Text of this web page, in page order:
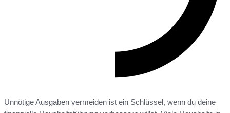
Unnötige Ausgaben vermeiden ist ein Schlüssel, wenn du deine